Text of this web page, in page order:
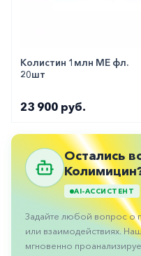
Пульмонология
Сосудистые
Тромбозы
Урология
Ухо-
горло-
нос
Хирургия
Колистин 1млн МЕ фл.
20шт
23 900 руб.
Остались
AI-АССИСТЕНТ
Задайте любой вопрос о
или взаимодействиях.
мгновенно